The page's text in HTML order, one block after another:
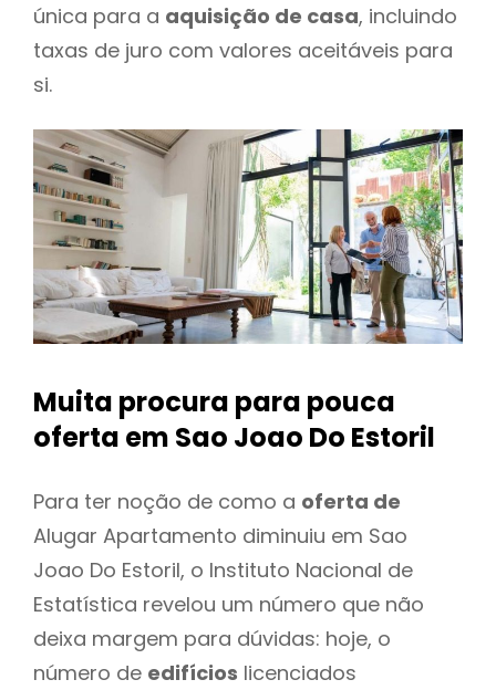
única para a aquisição de casa, incluindo
taxas de juro com valores aceitáveis para
si.
Muita procura para pouca
oferta em Sao Joao Do Estoril
Para ter noção de como a oferta de
Alugar Apartamento diminuiu em Sao
Joao Do Estoril, o Instituto Nacional de
Estatística revelou um número que não
deixa margem para dúvidas: hoje, o
número de edifícios licenciados